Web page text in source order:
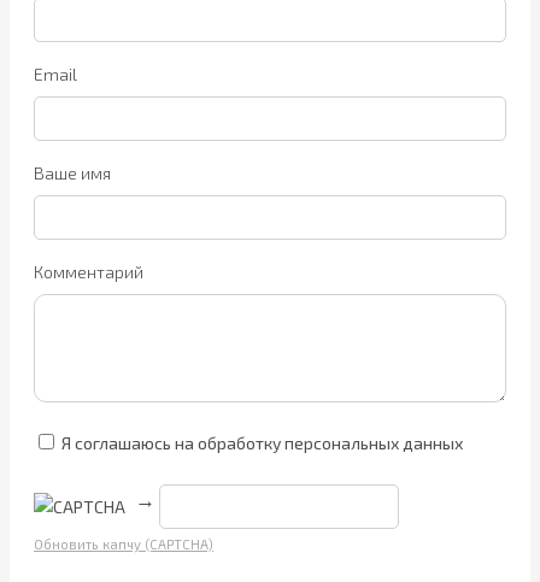
Email
Ваше имя
Комментарий
Я соглашаюсь на обработку персональных данных
→
Обновить капчу (CAPTCHA)